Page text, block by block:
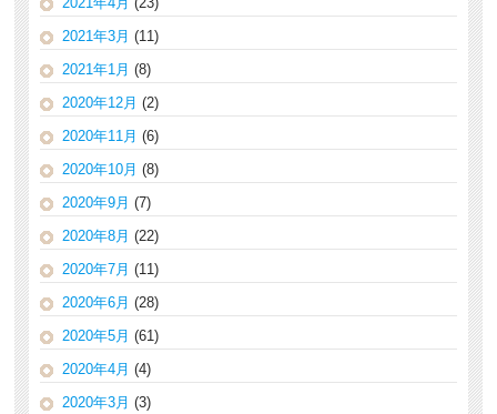
2021年3月 (11)
2021年1月 (8)
2020年12月 (2)
2020年11月 (6)
2020年10月 (8)
2020年9月 (7)
2020年8月 (22)
2020年7月 (11)
2020年6月 (28)
2020年5月 (61)
2020年4月 (4)
2020年3月 (3)